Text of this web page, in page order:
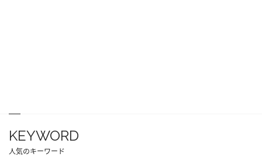
KEYWORD
人気のキーワード